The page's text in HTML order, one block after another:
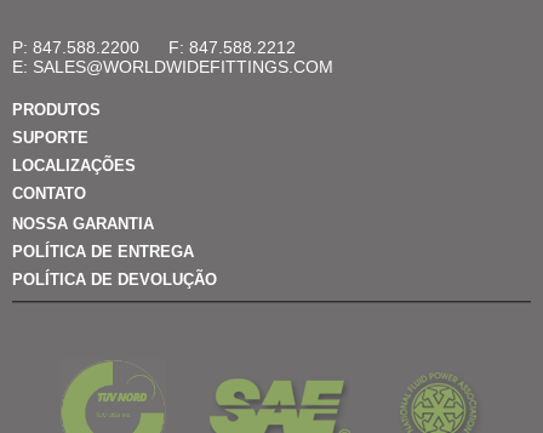
P: 847.588.2200
F: 847.588.2212
E: SALES@WORLDWIDEFITTINGS.COM
PRODUTOS
SUPORTE
LOCALIZAÇÕES
CONTATO
NOSSA GARANTIA
POLÍTICA DE ENTREGA
POLÍTICA DE DEVOLUÇÃO